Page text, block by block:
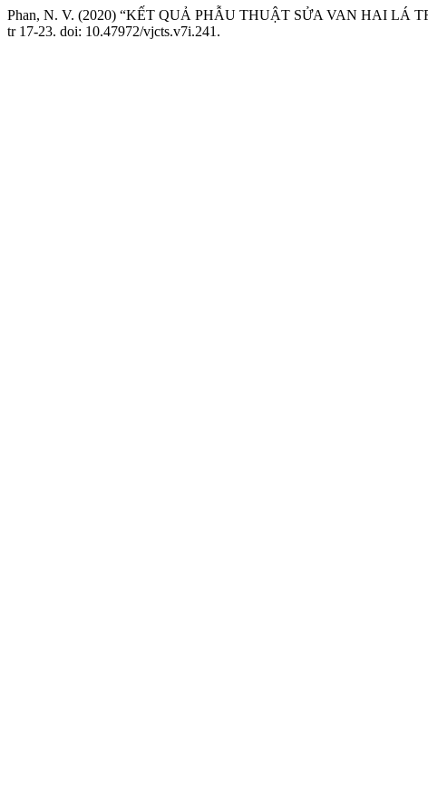
Phan, N. V. (2020) “KẾT QUẢ PHẪU THUẬT SỬA VAN HAI LÁ
tr 17-23. doi: 10.47972/vjcts.v7i.241.